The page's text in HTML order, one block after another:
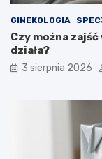
GINEKOLOGIA
Czy można
działa?
3 sierpnia 2026